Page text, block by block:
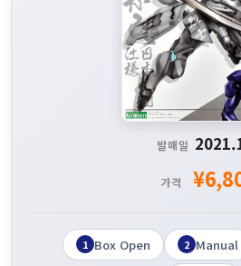
발매일
가격
1 Box Open 2 Manual